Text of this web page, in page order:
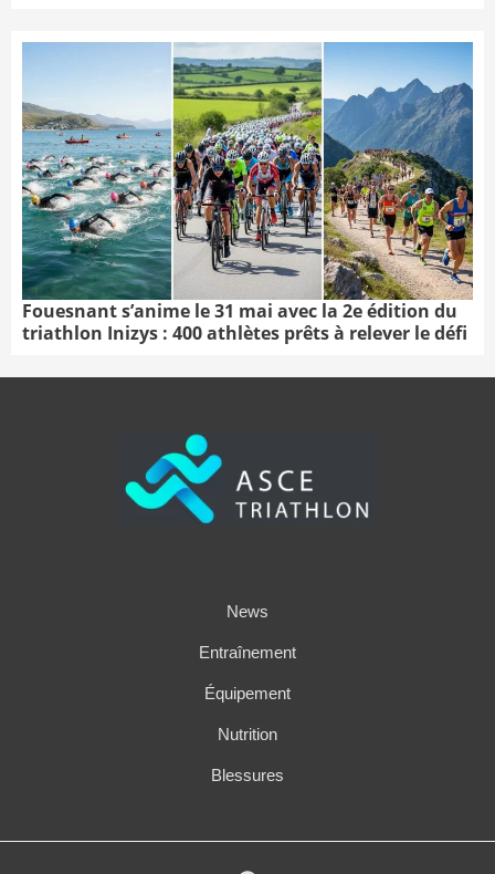
Fouesnant s’anime le 31 mai avec la 2e édition du
triathlon Inizys : 400 athlètes prêts à relever le défi
News
Entraînement
Équipement
Nutrition
Blessures